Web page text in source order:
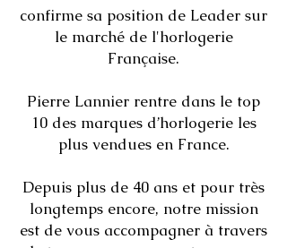
confirme sa position de Leader sur
le marché de l'horlogerie
Française.
Pierre Lannier rentre dans le top
10 des marques d’horlogerie les
plus vendues en France.
Depuis plus de 40 ans et pour très
longtemps encore, notre mission
est de vous accompagner à travers